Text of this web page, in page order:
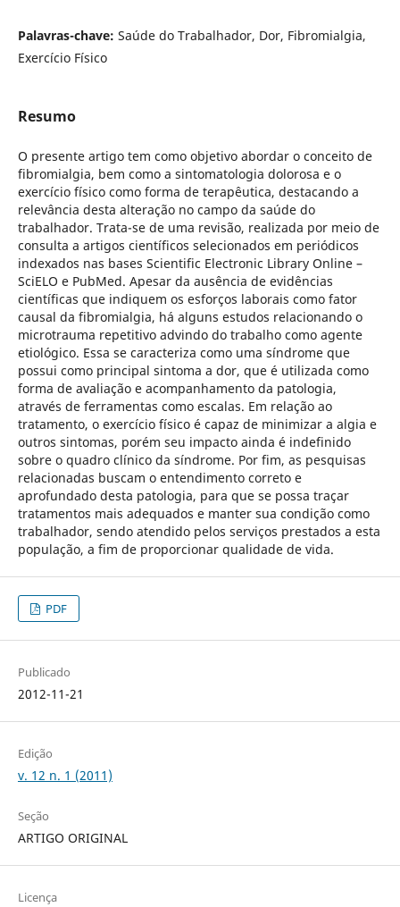
Palavras-chave: Saúde do Trabalhador, Dor, Fibromialgia,
Exercício Físico
Resumo
O presente artigo tem como objetivo abordar o conceito de
fibromialgia, bem como a sintomatologia dolorosa e o
exercício físico como forma de terapêutica, destacando a
relevância desta alteração no campo da saúde do
trabalhador. Trata-se de uma revisão, realizada por meio de
consulta a artigos científicos selecionados em periódicos
indexados nas bases Scientific Electronic Library Online –
SciELO e PubMed. Apesar da ausência de evidências
científicas que indiquem os esforços laborais como fator
causal da fibromialgia, há alguns estudos relacionando o
microtrauma repetitivo advindo do trabalho como agente
etiológico. Essa se caracteriza como uma síndrome que
possui como principal sintoma a dor, que é utilizada como
forma de avaliação e acompanhamento da patologia,
através de ferramentas como escalas. Em relação ao
tratamento, o exercício físico é capaz de minimizar a algia e
outros sintomas, porém seu impacto ainda é indefinido
sobre o quadro clínico da síndrome. Por fim, as pesquisas
relacionadas buscam o entendimento correto e
aprofundado desta patologia, para que se possa traçar
tratamentos mais adequados e manter sua condição como
trabalhador, sendo atendido pelos serviços prestados a esta
população, a fim de proporcionar qualidade de vida.
PDF
Publicado
2012-11-21
Edição
v. 12 n. 1 (2011)
Seção
ARTIGO ORIGINAL
Licença